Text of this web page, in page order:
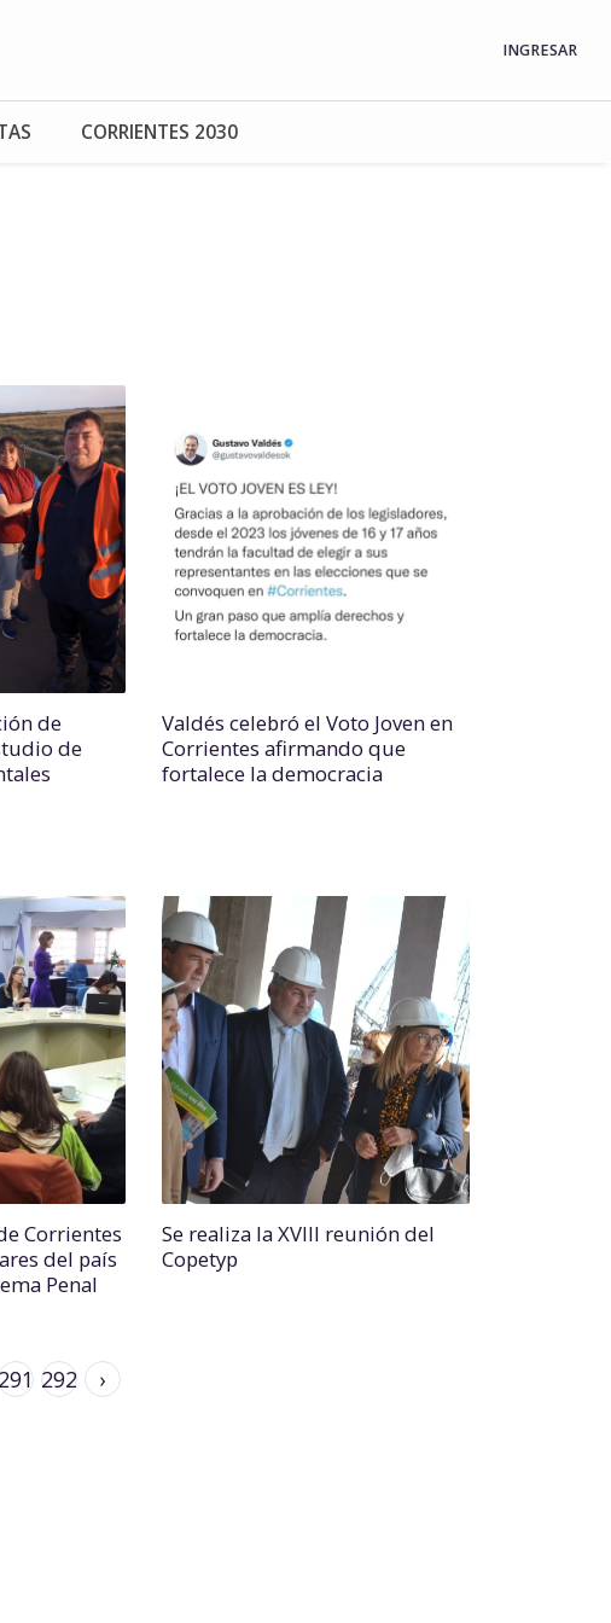
INGRESAR
CORRIENTES 2030
de
de
Valdés celebró el Voto Joven en
Corrientes afirmando que
fortalece la democracia
Corrientes
del país
Penal
Se realiza la XVIII reunión del
Copetyp
292 ›